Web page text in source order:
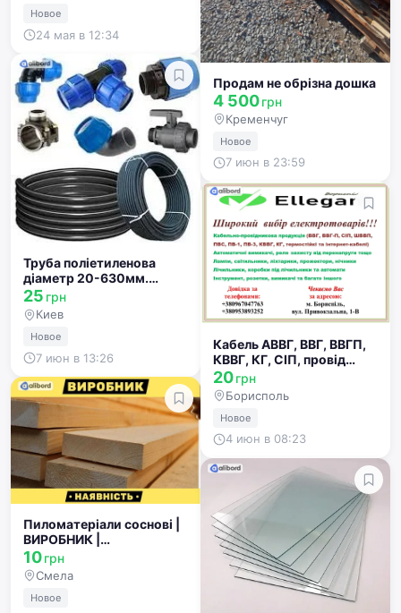
Новое
24 мая в 12:34
Труба поліетиленова
діаметр 20-630мм.
Труба водопроводна.
Труба для полива. труба
ПЭ SDR17
25 грн
Киев
Новое
7 июн в 13:26
Пиломатеріали соснові |
ВИРОБНИК |
(обрізні,необрізні) Сміла
10грн
Смела
Новое
Продам не обрізна дошка
4 500грн
Кременчуг
Новое
7 июн в 23:59
Кабель АВВГ, ВВГ, ВВГП,
КВВГ, КГ, СІП, провід
ПВ-1, ПВ-3, ПВС, ШВВП
20грн
Борисполь
Новое
4 июн в 08:23